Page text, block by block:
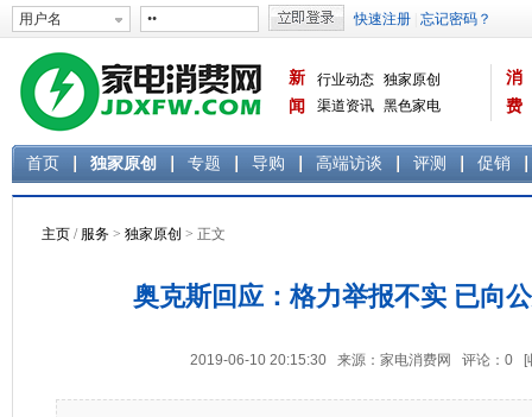
新
闻
行业动态 独家原创
渠道资讯 黑色家电
消
费
首页 独家原创 专题 导购 高端访谈 评测 促销
主页 / 服务 > 独家原创 > 正文
奥克斯回应：格力举报不实 已向
2019-06-10 20:15:30 来源：家电消费网 评论： 0 [